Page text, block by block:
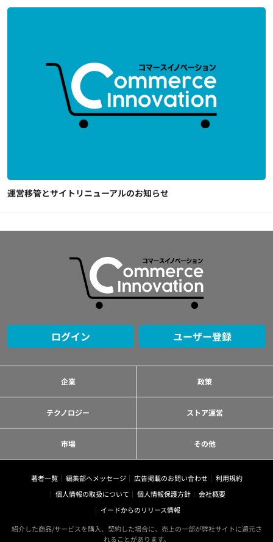
運営移管とサイトリニューアルのお知らせ
ログイン ユーザー登録
企業 政策
テクノロジー ストア運営
市場 その他
著者一覧 編集部へメッセージ 広告掲載のお問い合わせ
利用規約
個人情報の取扱について
個人情報保護方針
会社概要
イードからのリリース情報
紹介した商品/サービスを購入、契約した場合に、売上の一部が弊社サイトに還元さ
れることがあります。